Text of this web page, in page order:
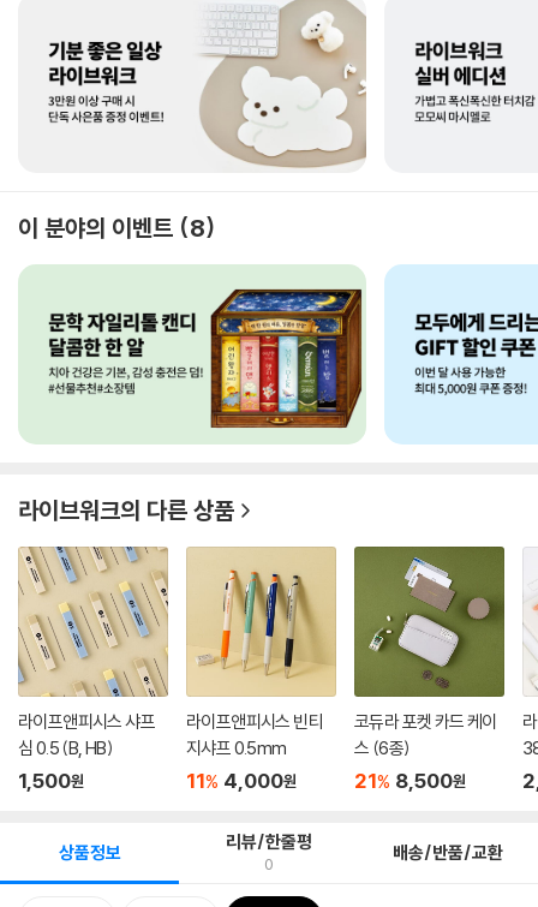
이 분야의 이벤트 8
라이브워크의 다른 상품
라이프앤피시스 샤프
심 0.5 (B, HB)
1,500원
라이프앤피시스 빈티
지샤프 0.5mm
11% 4,000원
코듀라 포켓 카드 케이
스 (6종)
21% 8,500원
상품정보 리뷰/한줄평
0 배송/반품/교환